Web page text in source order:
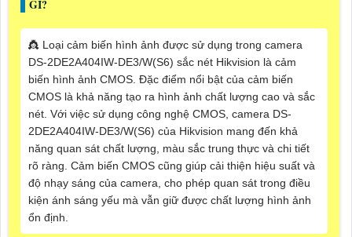
GÌ?
👸 Loại cảm biến hình ảnh được sử dụng trong camera
DS-2DE2A404IW-DE3/W(S6) sắc nét Hikvision là cảm
biến hình ảnh CMOS. Đặc điểm nổi bật của cảm biến
CMOS là khả năng tạo ra hình ảnh chất lượng cao và sắc
nét. Với việc sử dụng công nghệ CMOS, camera DS-
2DE2A404IW-DE3/W(S6) của Hikvision mang đến khả
năng quan sát chất lượng, màu sắc trung thực và chi tiết
rõ ràng. Cảm biến CMOS cũng giúp cải thiện hiệu suất và
độ nhạy sáng của camera, cho phép quan sát trong điều
kiện ánh sáng yếu mà vẫn giữ được chất lượng hình ảnh
ổn định.